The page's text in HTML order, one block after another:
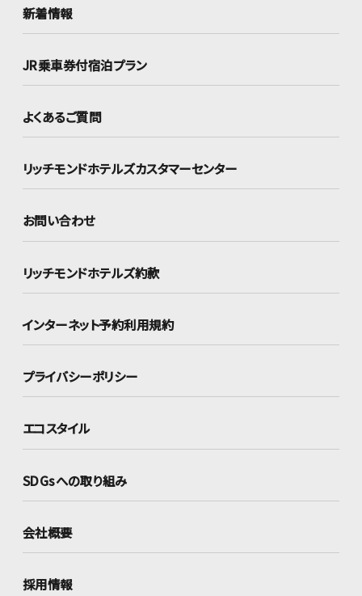
新着情報
JR乗車券付宿泊プラン
よくあるご質問
リッチモンドホテルズカスタマーセンター
お問い合わせ
リッチモンドホテルズ約款
インターネット予約利用規約
プライバシーポリシー
エコスタイル
SDGsへの取り組み
会社概要
採用情報